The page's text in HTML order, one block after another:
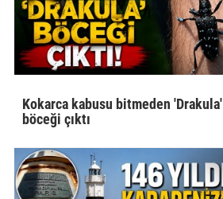
Kokarca kabusu bitmeden 'Drakula'
böceği çıktı